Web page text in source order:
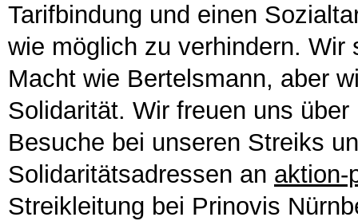
Tarifbindung und einen
wie möglich zu verhindern.
Macht wie Bertelsmann, aber
Solidarität. Wir freuen uns
Besuche bei unseren Streiks
Solidaritätsadressen an aktion-
Streikleitung bei Prinovis